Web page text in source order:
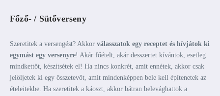
Főző- / Sütőverseny
Szeretitek a versengést? Akkor válasszatok egy receptet és hívjátok ki
egymást egy versenyre! Akár főételt, akár desszertet kívántok, esetleg
mindkettőt, készítsétek el! Ha nincs konkrét, amit ennétek, akkor csak
jelöljetek ki egy összetevőt, amit mindenképpen bele kell építenetek az
ételeitekbe. Ha szeretitek a káoszt, akkor bátran belevághattok a